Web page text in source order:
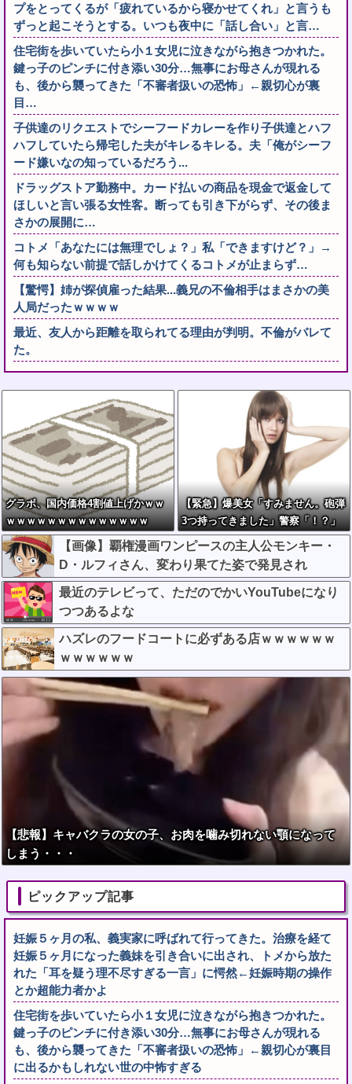
プをとってくるが「疲れているから寝かせてくれ」と言うも
ずっと起こそうとする。いつも夜中に「話し合い」と言…
住宅街を歩いていたら小１女児に泣きながら抱きつかれた。
鍵っ子のピンチに付き添い30分…無事にお母さんが現れる
も、後から襲ってきた「不審者扱いの恐怖」←親切心が裏
目…
子供達のリクエストでシーフードカレーを作り子供達とハフ
ハフしていたら帰宅した夫がキレるキレる。夫「俺がシーフ
ード嫌いなの知っているだろう...
ドラッグストア勤務中。カード払いの商品を現金で返金して
ほしいと言い張る女性客。断っても引き下がらず、その後ま
さかの展開に…
コトメ「あなたには無理でしょ？」私「できますけど？」→
何も知らない前提で話しかけてくるコトメが止まらず…
【驚愕】姉が探偵雇った結果...義兄の不倫相手はまさかの美
人局だったｗｗｗｗ
最近、友人から距離を取られてる理由が判明。不倫がバレて
た。
グラボ、国内価格4割値上げかｗｗ
ｗｗｗｗｗｗｗｗｗｗｗｗｗｗ
【緊急】爆美女「すみません。砲弾
3つ持ってきました」警察「！？」
自衛隊「！？」→結果w w w w w w
w w
【画像】覇権漫画ワンピースの主人公モンキー・
D・ルフィさん、変わり果てた姿で発見され
る・・・
最近のテレビって、ただのでかいYouTubeになり
つつあるよな
ハズレのフードコートに必ずある店ｗｗｗｗｗｗ
ｗｗｗｗｗｗ
【悲報】キャバクラの女の子、お肉を噛み切れない顎になって
しまう・・・
ピックアップ記事
妊娠５ヶ月の私、義実家に呼ばれて行ってきた。治療を経て
妊娠５ヶ月になった義妹を引き合いに出され、トメから放た
れた「耳を疑う理不尽すぎる一言」に愕然←妊娠時期の操作
とか超能力者かよ
住宅街を歩いていたら小１女児に泣きながら抱きつかれた。
鍵っ子のピンチに付き添い30分…無事にお母さんが現れる
も、後から襲ってきた「不審者扱いの恐怖」←親切心が裏目
に出るかもしれない世の中怖すぎる